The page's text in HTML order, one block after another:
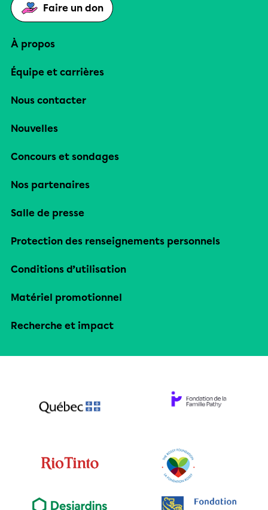
Faire un don
À propos
Équipe et carrières
Nous contacter
Nouvelles
Concours et sondages
Nos partenaires
Salle de presse
Protection des renseignements personnels
Conditions d’utilisation
Matériel promotionnel
Recherche et impact